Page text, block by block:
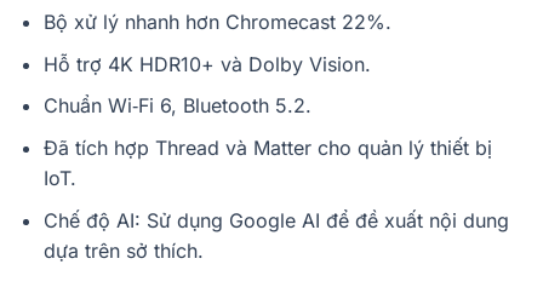
Bộ xử lý nhanh hơn Chromecast 22%.
Hỗ trợ 4K HDR10+ và Dolby Vision.
Chuẩn Wi‑Fi 6, Bluetooth 5.2.
Đã tích hợp Thread và Matter cho quản lý thiết bị
IoT.
Chế độ AI: Sử dụng Google AI để đề xuất nội dung
dựa trên sở thích.